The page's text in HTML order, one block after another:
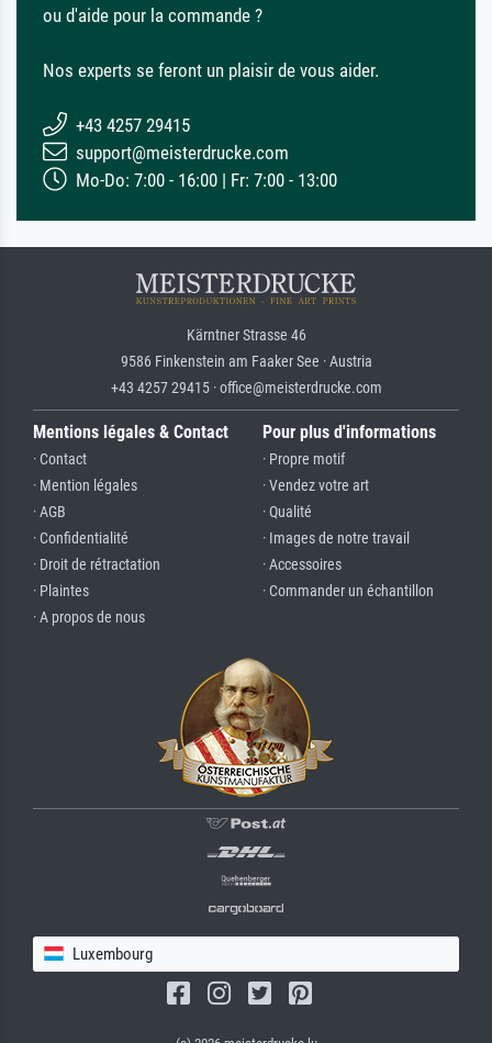
ou d'aide pour la commande ?
Nos experts se feront un plaisir de vous aider.
+43 4257 29415
support@meisterdrucke.com
Mo-Do: 7:00 - 16:00 | Fr: 7:00 - 13:00
Kärntner Strasse 46
9586 Finkenstein am Faaker See · Austria
+43 4257 29415 · office@meisterdrucke.com
Mentions légales & Contact
· Contact
· Mention légales
· AGB
· Confidentialité
· Droit de rétractation
· Plaintes
· A propos de nous
Pour plus d'informations
· Propre motif
· Vendez votre art
· Qualité
· Images de notre travail
· Accessoires
· Commander un échantillon
Luxembourg